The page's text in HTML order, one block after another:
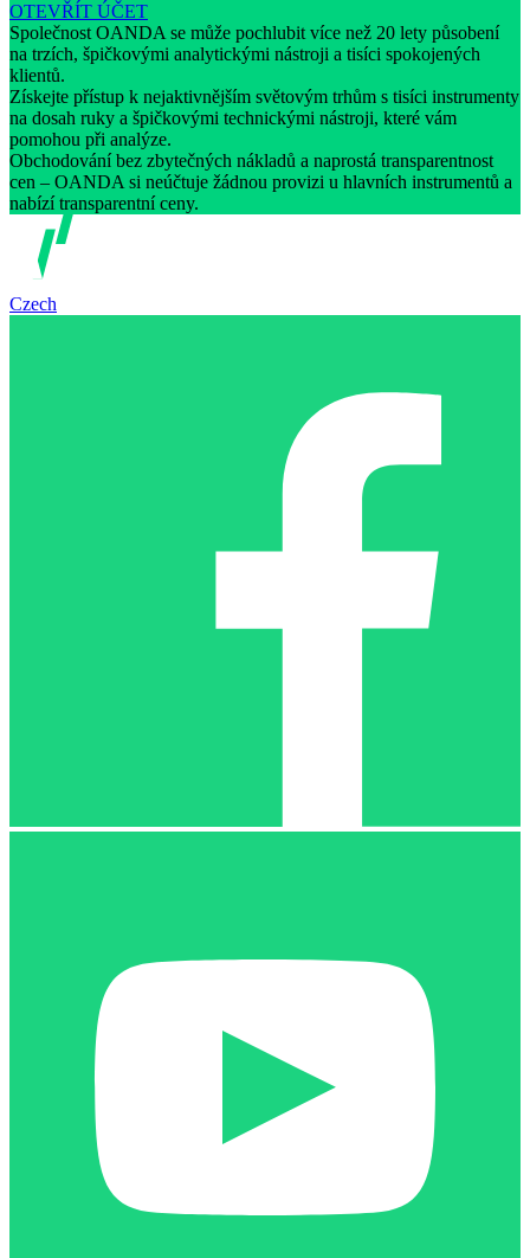
OTEVŘÍT ÚČET
Společnost OANDA se může pochlubit více než 20 lety působení
na trzích, špičkovými analytickými nástroji a tisíci spokojených
klientů.
Získejte přístup k nejaktivnějším světovým trhům s tisíci instrumenty
na dosah ruky a špičkovými technickými nástroji, které vám
pomohou při analýze.
Obchodování bez zbytečných nákladů a naprostá transparentnost
cen – OANDA si neúčtuje žádnou provizi u hlavních instrumentů a
nabízí transparentní ceny.
Czech